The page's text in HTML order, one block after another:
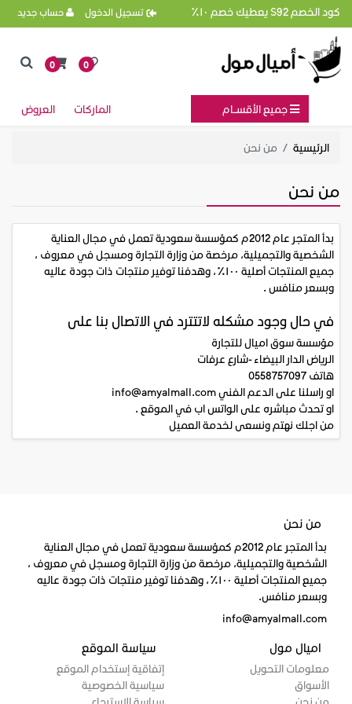
كود الخصم S92 يعطيك خصم ١٠٪ تسجيل الدخول حساب جديد
0
0
جميع الأقســام الماركات العروض
الرئيسية من نحن
من نحن
بدأ المتجر عام 2012م كمؤسسة سعودية تعمل في مجال العناية
الشخصية والتجميلية، مرخصة من وزارة التجارة ومسجل في معروف ،
جميع المنتجات أصلية ١٠٠٪؜، وهدفنا توفير منتجات ذات جودة عاليه
وبسعر منافس .
في حال وجود مشكله لاتتترد في الاتصال بنا على
مؤسسة سوق اميال للتجارة
الرياض الدار البيضاء -شارع عرفات
هاتف 0558757097
او راسلنا على الدعم الفني info@amyalmall.com
او تحدث مباشره على الواتس اب في الموقع .
من اجلك نهتم ونسعى لخدمة العميل
من نحن
بدأ المتجر عام 2012م كمؤسسة سعودية تعمل في مجال العناية
الشخصية والتجميلية، مرخصة من وزارة التجارة ومسجل في معروف ،
جميع المنتجات أصلية ١٠٠٪، وهدفنا توفير منتجات ذات جودة عاليه
وبسعر منافس.
info@amyalmall.com
اميال مول
معلومات التحويل
الأسواق
من نحن
سياسة الموقع
إتفاقية إستخدام الموقع
سياسية الخصوصية
سياسة الاسترجاع